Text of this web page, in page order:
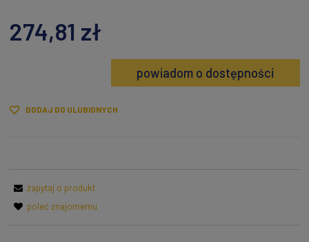
274,81 zł
powiadom o dostępności
DODAJ DO ULUBIONYCH
zapytaj o produkt
poleć znajomemu